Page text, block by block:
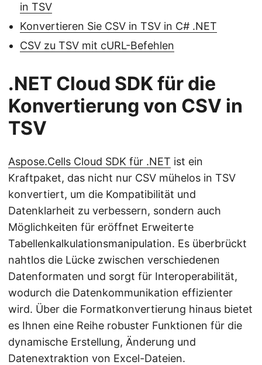
in TSV
Konvertieren Sie CSV in TSV in C# .NET
CSV zu TSV mit cURL-Befehlen
.NET Cloud SDK für die
Konvertierung von CSV in
TSV
Aspose.Cells Cloud SDK für .NET ist ein
Kraftpaket, das nicht nur CSV mühelos in TSV
konvertiert, um die Kompatibilität und
Datenklarheit zu verbessern, sondern auch
Möglichkeiten für eröffnet Erweiterte
Tabellenkalkulationsmanipulation. Es überbrückt
nahtlos die Lücke zwischen verschiedenen
Datenformaten und sorgt für Interoperabilität,
wodurch die Datenkommunikation effizienter
wird. Über die Formatkonvertierung hinaus bietet
es Ihnen eine Reihe robuster Funktionen für die
dynamische Erstellung, Änderung und
Datenextraktion von Excel-Dateien.